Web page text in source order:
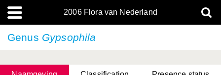
2006 Flora van Nederland
Genus Gypsophila